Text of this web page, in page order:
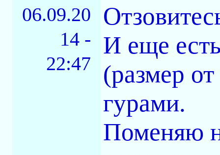
06.09.20
14 -
22:47
И еще
(размер
гурами.
Поменяю